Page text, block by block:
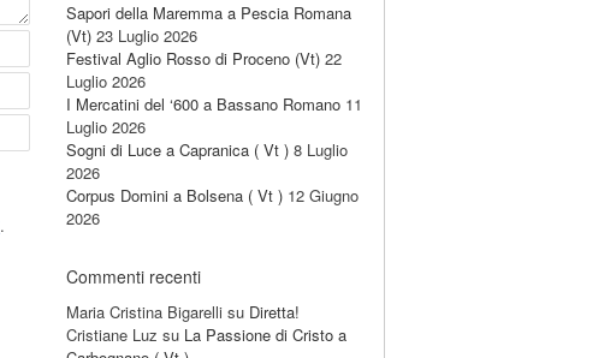
.
Sapori della Maremma a Pescia Romana
(Vt) 23 Luglio 2026
Festival Aglio Rosso di Proceno (Vt) 22
Luglio 2026
I Mercatini del ‘600 a Bassano Romano 11
Luglio 2026
Sogni di Luce a Capranica ( Vt ) 8 Luglio
2026
Corpus Domini a Bolsena ( Vt ) 12 Giugno
2026
Commenti recenti
Maria Cristina Bigarelli su Diretta!
Cristiane Luz su La Passione di Cristo a